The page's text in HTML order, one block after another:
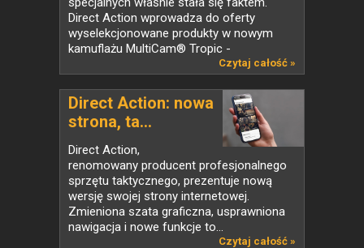
Direct Action wprowadza do oferty
wyselekcjonowane produkty w nowym
kamuflażu MultiCam® Tropic -
Czytaj całość »
Direct Action: nowa
strona, ta...
Direct Action,
renomowany producent profesjonalnego
sprzętu taktycznego, prezentuje nową
wersję swojej strony internetowej.
Zmieniona szata graficzna, usprawniona
nawigacja i nowe funkcje to...
Czytaj całość »